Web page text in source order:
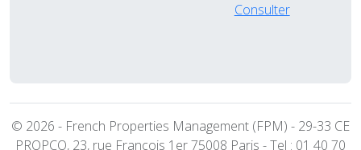
Consulter
© 2026 - French Properties Management (FPM) - 29-33 CE
PROPCO, 23, rue François 1er 75008 Paris - Tel : 01 40 70